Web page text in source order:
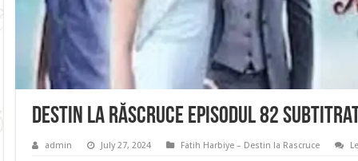
Destin la răscruce Episodul 82
admin July 27, 2024 Fatih Harbiye – Destin la Rascruce